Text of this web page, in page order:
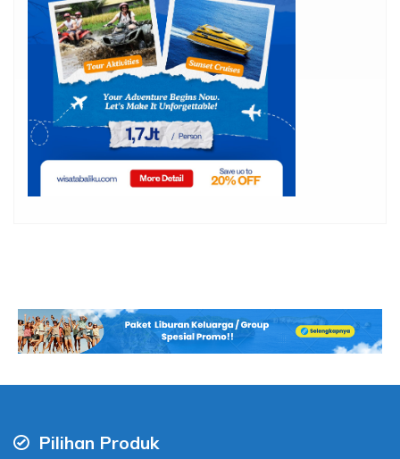
Pilihan Produk